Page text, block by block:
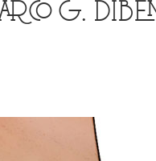
G.